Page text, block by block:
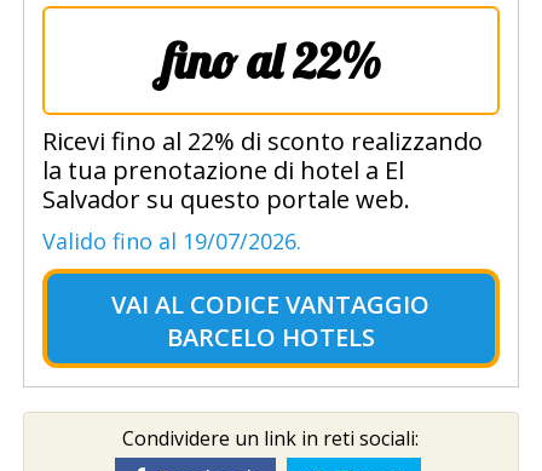
fino al 22%
Ricevi fino al 22% di sconto realizzando
la tua prenotazione di hotel a El
Salvador su questo portale web.
Valido fino al 19/07/2026.
VAI AL CODICE VANTAGGIO
BARCELO HOTELS
Condividere un link in reti sociali: